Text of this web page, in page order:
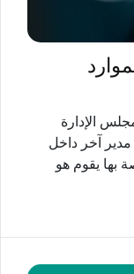
الإدارة
مدير آخر داخل
بها يقوم هو